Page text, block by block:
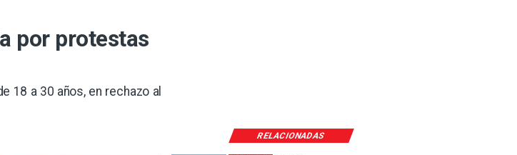
por protestas
18 a 30 años, en rechazo al
RELACIONADAS